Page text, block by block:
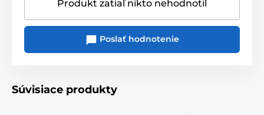
Produkt zatiaľ nikto nehodnotil
Poslať hodnotenie
Súvisiace produkty